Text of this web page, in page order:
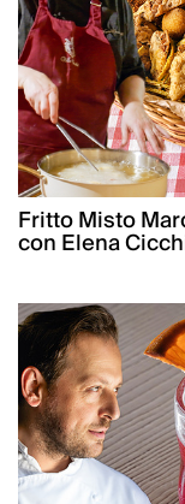
Fritto Misto
con Elena